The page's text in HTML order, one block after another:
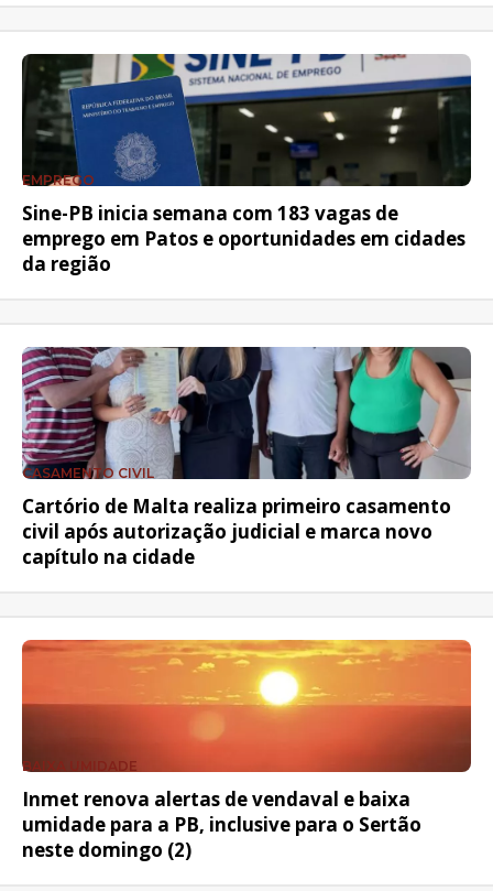
EMPREGO
Sine-PB inicia semana com 183 vagas de
emprego em Patos e oportunidades em cidades
da região
CASAMENTO CIVIL
Cartório de Malta realiza primeiro casamento
civil após autorização judicial e marca novo
capítulo na cidade
BAIXA UMIDADE
Inmet renova alertas de vendaval e baixa
umidade para a PB, inclusive para o Sertão
neste domingo (2)